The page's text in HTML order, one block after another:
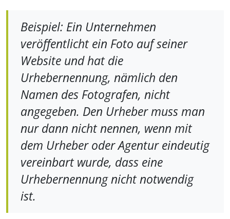
Beispiel: Ein Unternehmen
veröffentlicht ein Foto auf seiner
Website und hat die
Urhebernennung, nämlich den
Namen des Fotografen, nicht
angegeben. Den Urheber muss man
nur dann nicht nennen, wenn mit
dem Urheber oder Agentur eindeutig
vereinbart wurde, dass eine
Urhebernennung nicht notwendig
ist.